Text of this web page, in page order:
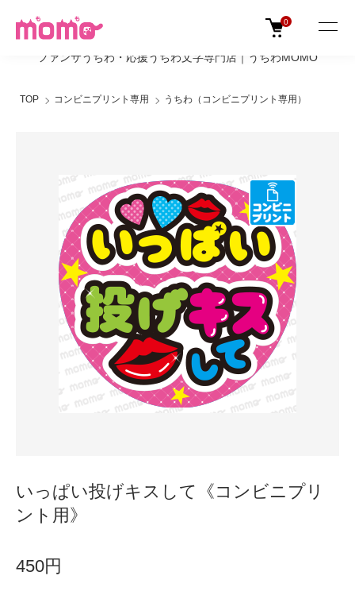
ファンサうちわ・応援うちわ文字専門店｜うちわMOMO
0
TOP コンビニプリント専用 うちわ（コンビニプリント専用）
いっぱい投げキスして《コンビニプリ
ント用》
450円